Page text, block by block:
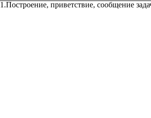
1.Построение, приветствие, сообщение